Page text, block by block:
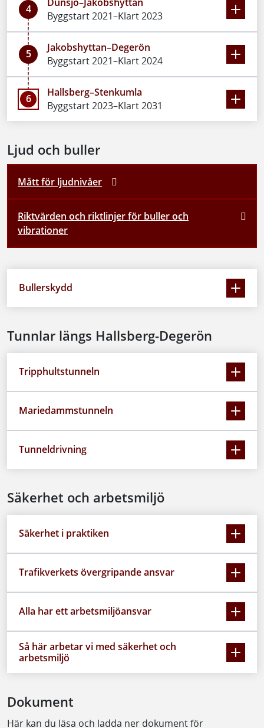
4
Byggstart 2021–Klart 2023
5
Jakobshyttan–Degerön
Byggstart 2021–Klart 2024
6
Hallsberg–Stenkumla
Byggstart 2023–Klart 2031
Ljud och buller
Mått för ljudnivåer
Riktvärden och riktlinjer för buller och
vibrationer
Bullerskydd
Tunnlar längs Hallsberg-Degerön
Tripphultstunneln
Mariedammstunneln
Tunneldrivning
Säkerhet och arbetsmiljö
Säkerhet i praktiken
Trafikverkets övergripande ansvar
Alla har ett arbetsmiljöansvar
Så här arbetar vi med säkerhet och
arbetsmiljö
Dokument
Här kan du läsa och ladda ner dokument för